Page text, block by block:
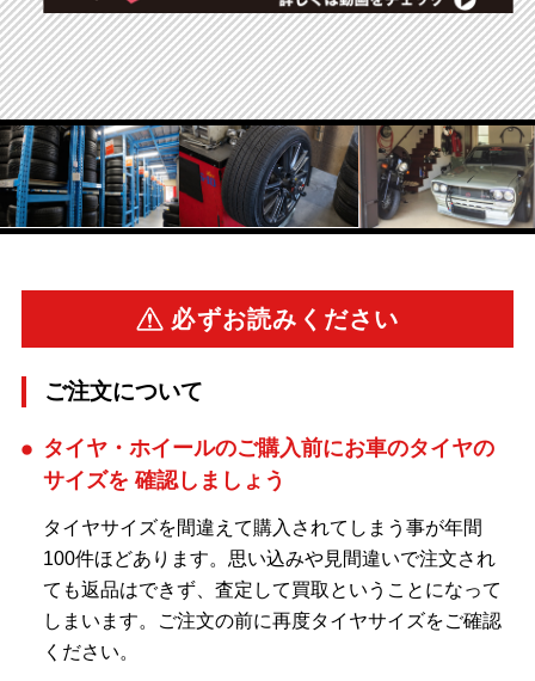
必ずお読みください
ご注文について
タイヤ・ホイールのご購入前にお車のタイヤの
サイズを 確認しましょう
タイヤサイズを間違えて購入されてしまう事が年間
100件ほどあります。思い込みや見間違いで注文され
ても返品はできず、査定して買取ということになって
しまいます。ご注文の前に再度タイヤサイズをご確認
ください。